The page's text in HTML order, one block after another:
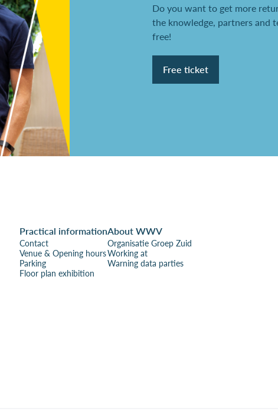
Do you want to get more
the knowledge, partners and
free!
Free ticket
Practical information
Contact
Venue & Opening hours
Parking
Floor plan exhibition
About WWV
Organisatie Groep Zuid
Working at
Warning data parties